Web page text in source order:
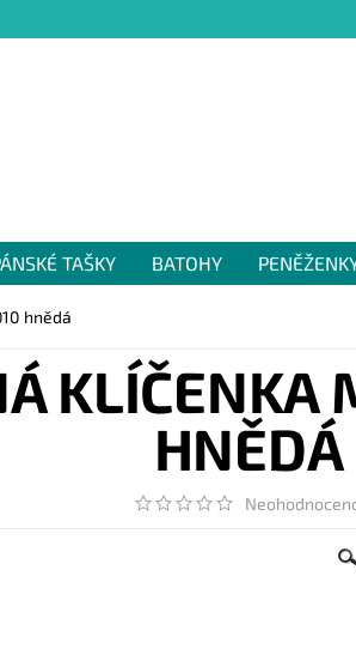
TAŠKY BATOHY
hnědá
KLÍČENKA
HNĚDÁ